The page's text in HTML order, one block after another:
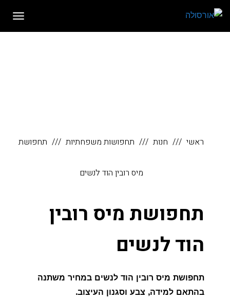
לתוכן
ראשי חנות תחפושות משפחתיות תחפושת
מיס רובין הוד לנשים
תחפושת מיס רובין
הוד לנשים
תחפושת מיס רובין הוד לנשים במחיר משתנה
בהתאם למידה, צבע וסגנון העיצוב.